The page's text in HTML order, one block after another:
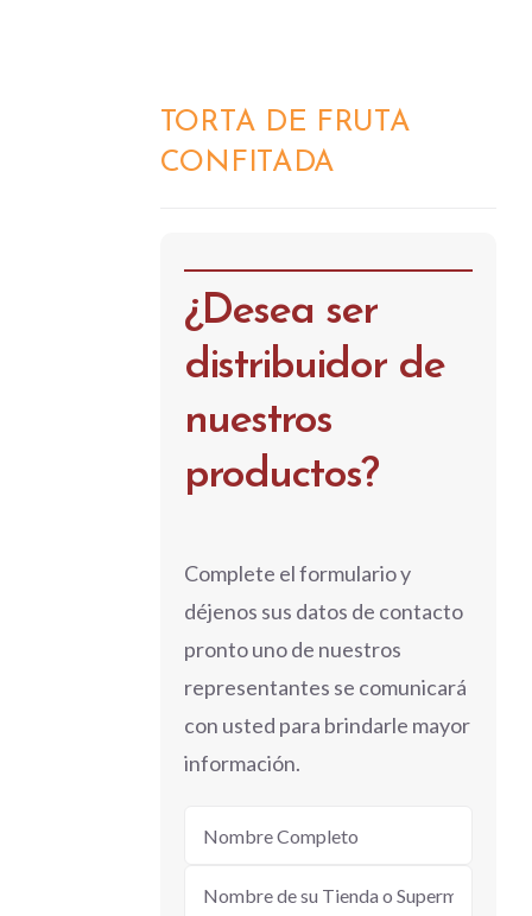
TORTA DE FRUTA
CONFITADA
¿Desea ser
distribuidor de
nuestros
productos?
Complete el formulario y
déjenos sus datos de contacto
pronto uno de nuestros
representantes se comunicará
con usted para brindarle mayor
información.